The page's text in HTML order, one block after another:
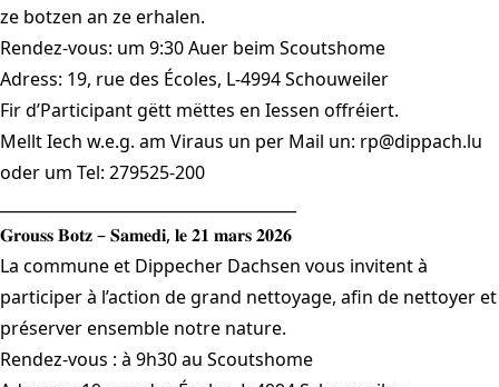
ze botzen an ze erhalen.
Rendez-vous: um 9:30 Auer beim Scoutshome
Adress: 19, rue des Écoles, L-4994 Schouweiler
Fir d’Participant gëtt mëttes en Iessen offréiert.
Mellt Iech w.e.g. am Viraus un per Mail un: rp@dippach.lu
oder um Tel: 279525-200
𝐆𝐫𝐨𝐮𝐬𝐬 𝐁𝐨𝐭𝐳 – 𝐒𝐚𝐦𝐞𝐝𝐢, 𝐥𝐞 𝟐𝟏 𝐦𝐚𝐫𝐬 𝟐𝟎𝟐𝟔
La commune et Dippecher Dachsen vous invitent à
participer à l’action de grand nettoyage, afin de nettoyer et
préserver ensemble notre nature.
Rendez-vous : à 9h30 au Scoutshome